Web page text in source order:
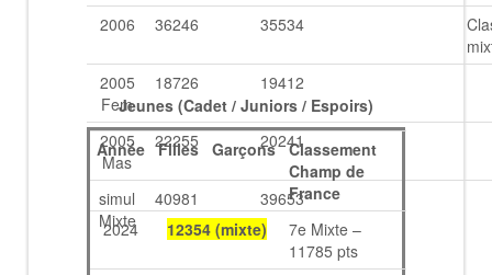
2006
36246 35534
2005
Fem
18726 19412
2005
Mas
22255 20241
simul
Mixte
40981 39653
Jeunes (Cadet / Juniors / Espoirs)
Année Filles Garçons Classement
Champ de
France
2024
12354 (mixte)
7e Mixte –
11785 pts